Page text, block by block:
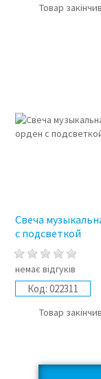
Товар
Свеча
с подсветкой
немає відгуків
Код: 022311
Товар